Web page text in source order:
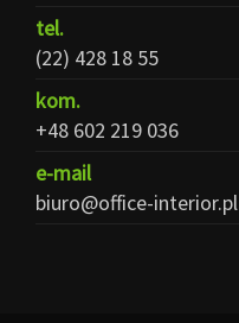
tel.
(22) 428 18 55
kom.
+48 602 219 036
e-mail
biuro@office-interior.pl